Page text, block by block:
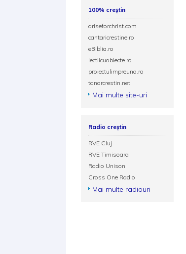
100% creștin
ariseforchrist.com
cantaricrestine.ro
eBiblia.ro
lectiicuobiecte.ro
proiectulimpreuna.ro
tanarcrestin.net
Mai multe site-uri
Radio creștin
RVE Cluj
RVE Timisoara
Radio Unison
Cross One Radio
Mai multe radiouri